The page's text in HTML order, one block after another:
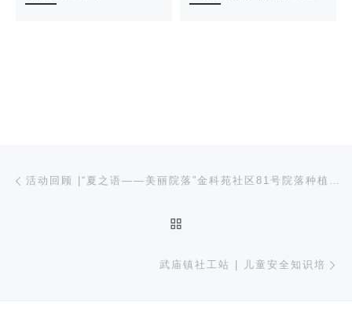
文章导航 活动回顾 |“夏之语——美丽院落”金科苑社区81号院落种植活动
武庙镇社工站 | 儿童安全知识培